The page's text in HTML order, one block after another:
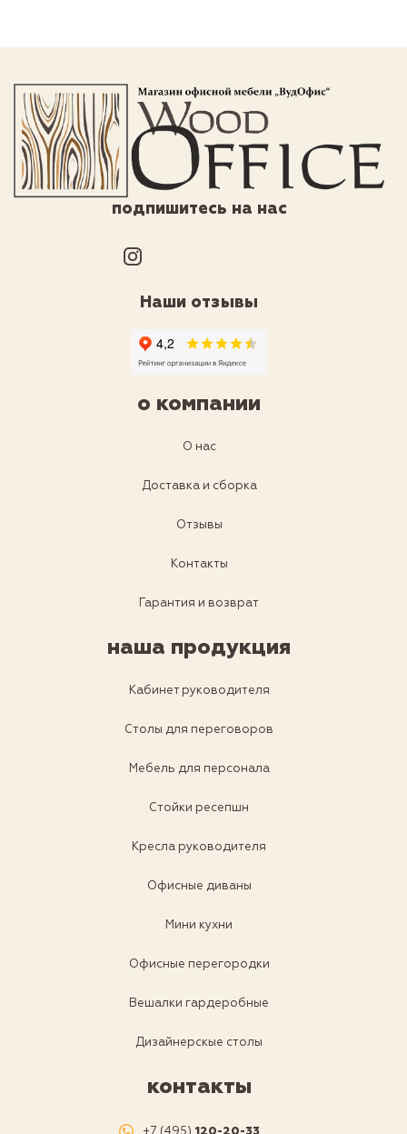
подпишитесь на нас
Наши отзывы
о компании
О нас
Доставка и сборка
Отзывы
Контакты
Гарантия и возврат
наша продукция
Кабинет руководителя
Столы для переговоров
Мебель для персонала
Стойки ресепшн
Кресла руководителя
Офисные диваны
Мини кухни
Офисные перегородки
Вешалки гардеробные
Дизайнерскые столы
контакты
+7 (495) 120-20-33